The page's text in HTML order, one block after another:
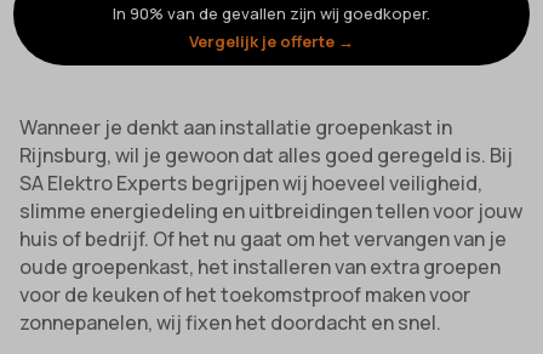
In 90% van de gevallen zijn wij goedkoper.
Vergelijk je offerte →
Wanneer je denkt aan installatie groepenkast in
Rijnsburg, wil je gewoon dat alles goed geregeld is. Bij
SA Elektro Experts begrijpen wij hoeveel veiligheid,
slimme energiedeling en uitbreidingen tellen voor jouw
huis of bedrijf. Of het nu gaat om het vervangen van je
oude groepenkast, het installeren van extra groepen
voor de keuken of het toekomstproof maken voor
zonnepanelen, wij fixen het doordacht en snel.